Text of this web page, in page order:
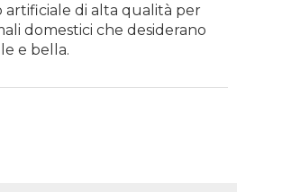
di alta qualità per
domestici che desiderano
e bella.